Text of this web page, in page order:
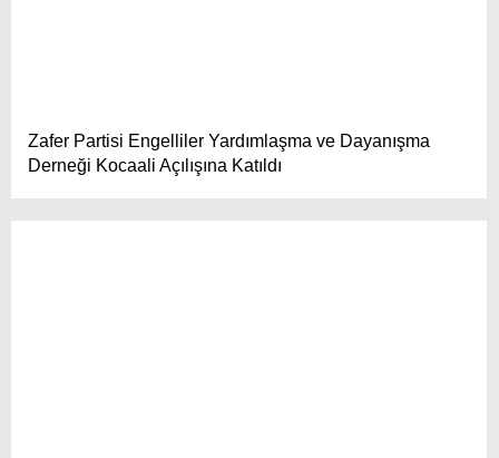
Zafer Partisi Engelliler Yardımlaşma ve Dayanışma
Derneği Kocaali Açılışına Katıldı